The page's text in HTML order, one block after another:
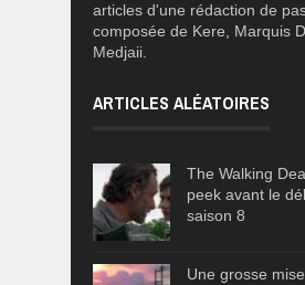
articles d'une rédaction de
composée de Kere, Marquis
Medjaii.
ARTICLES ALÉATOIRES
The Walking
peek avant le
saison 8
Une grosse